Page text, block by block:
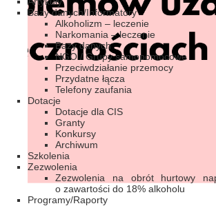
Bazy danych/Informatory
Alkoholizm – leczenie
Narkomania – leczenie
Bazy danych
NGO / Grupy samopomocowe
Przeciwdziałanie przemocy
Przydatne łącza
Telefony zaufania
Dotacje
Dotacje dla CIS
Granty
Konkursy
Archiwum
Szkolenia
Zezwolenia
Zezwolenia na obrót hurtowy
o zawartości do 18% alkoholu
Programy/Raporty